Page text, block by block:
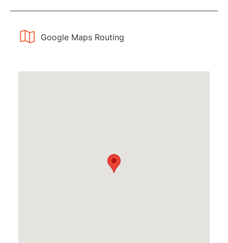
Google Maps Routing